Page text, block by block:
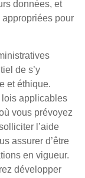
données, et
pour
de s’y
et éthique.
lois applicables
vous prévoyez
l’aide
assurer d’être
en vigueur.
développer